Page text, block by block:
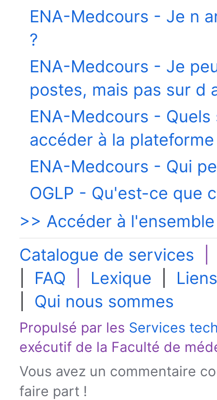
ENA-Medcours - Je n
?
ENA-Medcours - Je
postes, mais pas sur d
ENA-Medcours -
accéder à la plateforme
ENA-Medcours - Qui
OGLP - Qu'est-ce que
>> Accéder à l'ensemble
Catalogue de services
FAQ Lexique
Qui nous sommes
Propulsé par les Services
exécutif de la Faculté de
Vous avez un commentaire
faire part !